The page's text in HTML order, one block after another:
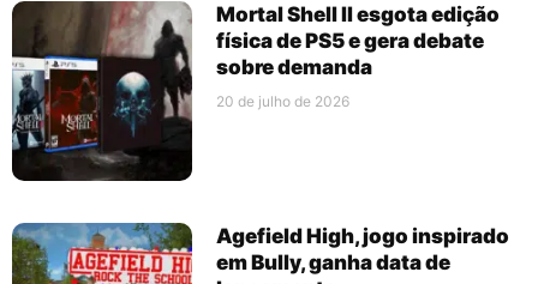
Mortal Shell II esgota edição
física de PS5 e gera debate
sobre demanda
20 de julho de 2026
Agefield High, jogo inspirado
em Bully, ganha data de